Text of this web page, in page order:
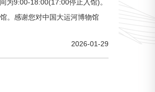
为9:00-18:00(17:00停止入馆)。
。感谢您对中国大运河博物馆
2026-01-29